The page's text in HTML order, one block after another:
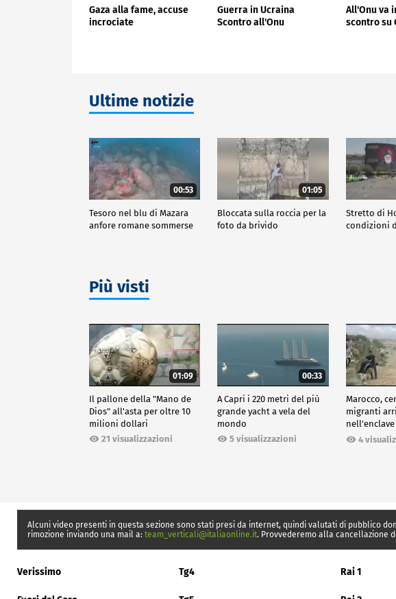
Gaza alla fame, accuse
incrociate
Guerra in Ucraina
Scontro all'Onu
All'Onu va
scontro su
Ultime notizie
00:53
Tesoro nel blu di Mazara
anfore romane sommerse
01:05
Bloccata sulla roccia per la
foto da brivido
Stretto di
condizioni
Più visti
01:09
Il pallone della "Mano de
Dios" all'asta per oltre 10
milioni dollari
21 visualizzazioni
00:33
A Capri i 220 metri del più
grande yacht a vela del
mondo
5 visualizzazioni
Marocco,
migranti
Ceuta
4
Alcuni video presenti in questa sezione sono stati presi da internet, quindi valutati di pubblico
rimozione inviando una mail a: team_verticali@italiaonline.it. Provvederemo alla cancellazione
Verissimo Tg4 Rai 1